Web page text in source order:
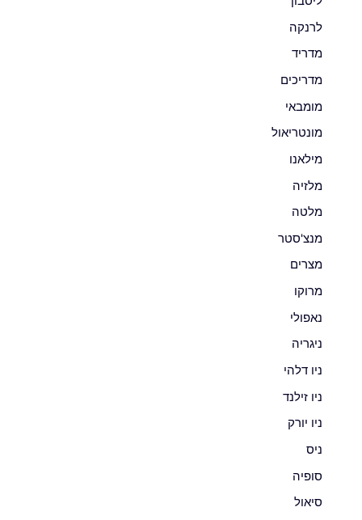
לרנקה
מדריד
מדריכים
מומבאי
מונטריאול
מילאנו
מלזיה
מלטה
מנצ'סטר
מצרים
מרוקו
נאפולי
ניגריה
ניו דלהי
ניו זילנד
ניו יורק
ניס
סופיה
סיאול